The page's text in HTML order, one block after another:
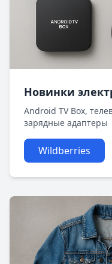
Новинки
Android TV Box,
зарядные адаптеры
Wildberries